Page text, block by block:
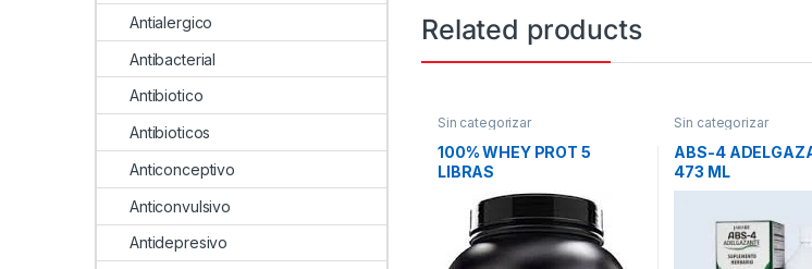
Related products
Sin categorizar
100% WHEY PROT 5
LIBRAS
Sin categorizar
ABS-4
473 ML
Antialergico
Antibacterial
Antibiotico
Antibioticos
Anticonceptivo
Anticonvulsivo
Antidepresivo